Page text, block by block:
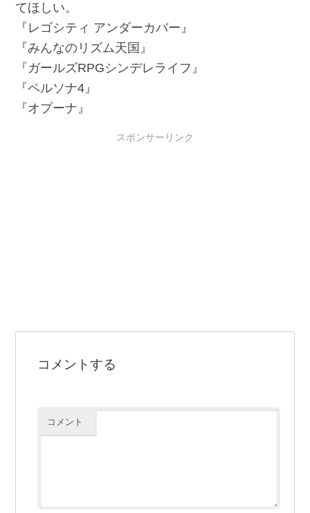
てほしい。
『レゴシティ アンダーカバー』
『みんなのリズム天国』
『ガールズRPGシンデレライフ』
『ペルソナ4』
『オプーナ』
スポンサーリンク
コメントする
コメント